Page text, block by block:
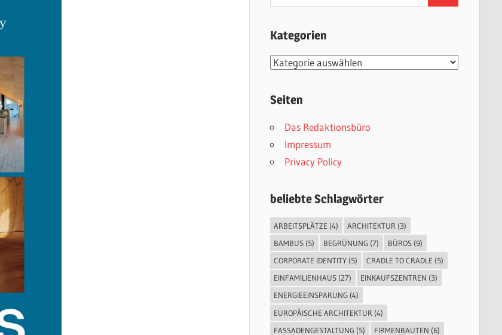
nach:
Kategorien
Kategorien
Seiten
Das Redaktionsbüro
Impressum
Privacy Policy
beliebte Schlagwörter
ARBEITSPLÄTZE (4) ARCHITEKTUR (3)
BAMBUS (5) BEGRÜNUNG (7) BÜROS (9)
CORPORATE IDENTITY (5) CRADLE TO CRADLE (5)
EINFAMILIENHAUS (27) EINKAUFSZENTREN (3)
ENERGIEEINSPARUNG (4)
EUROPÄISCHE ARCHITEKTUR (4)
FASSADENGESTALTUNG (5) FIRMENBAUTEN (6)